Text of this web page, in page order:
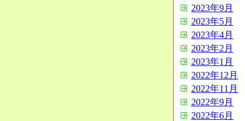
2023年9月
2023年5月
2023年4月
2023年2月
2023年1月
2022年12月
2022年11月
2022年9月
2022年6月